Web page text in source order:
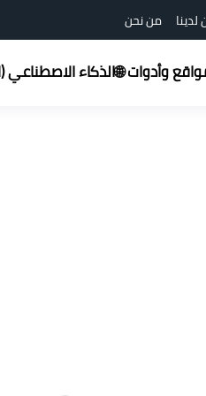
لدينا من نحن
وأدوات 🌐الذكاء الاصطناعي (AI) 🤖